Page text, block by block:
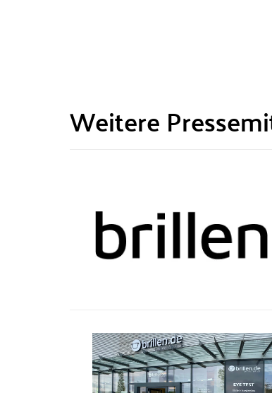
Weitere